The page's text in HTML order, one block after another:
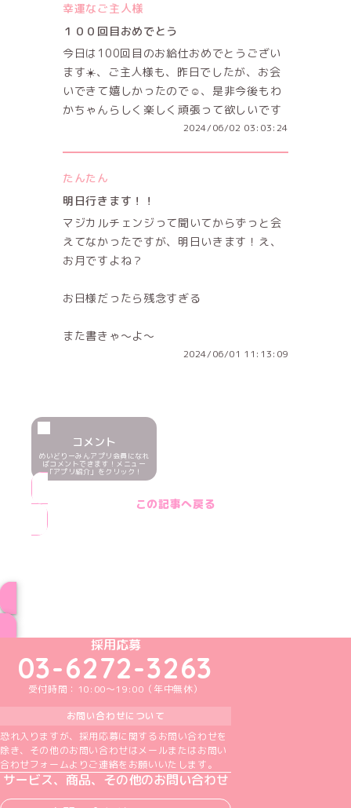
幸運なご主人様
１００回目おめでとう
今日は100回目のお給仕おめでとうござい
ます☀️、ご主人様も、昨日でしたが、お会
いできて嬉しかったので☺️、是非今後もわ
かちゃんらしく楽しく頑張って欲しいです
2024/06/02 03:03:24
たんたん
明日行きます！！
マジカルチェンジって聞いてからずっと会
えてなかったですが、明日いきます！え、
お月ですよね？
お日様だったら残念すぎる
また書きゃ〜よ〜
2024/06/01 11:13:09
コメント
めいどりーみんアプリ会員になれ
ばコメントできます！メニュー
「アプリ紹介」をクリック！
この記事へ戻る
めいどりーみんTikTok公式アカウント
めいどりーみんX公式アカウント
めいどりーみんInstagram公式アカウント
めいどりーみんFacebook公式アカウン
めいどりーみんYouTube公式アカ
採用応募
03-6272-3263
受付時間：10:00～19:00（年中無休）
お問い合わせについて
恐れ入りますが、採用応募に関するお問い合わせを
除き、その他のお問い合わせはメールまたはお問い
合わせフォームよりご連絡をお願いいたします。
サービス、商品、その他のお問い合わせ